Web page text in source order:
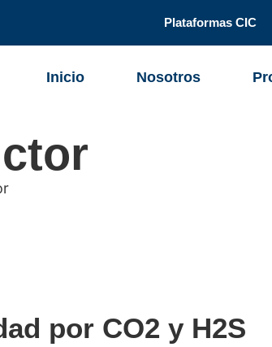
Plataformas CIC
Inicio Nosotros
por CO2 y H2S